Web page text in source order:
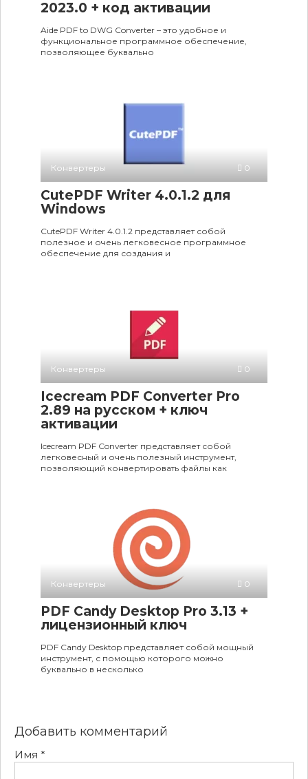
2023.0 + код активации
Aide PDF to DWG Converter – это удобное и
функциональное программное обеспечение,
позволяющее буквально
Конвертеры 0
CutePDF Writer 4.0.1.2 для
Windows
CutePDF Writer 4.0.1.2 представляет собой
полезное и очень легковесное программное
обеспечение для создания и
Конвертеры 0
Icecream PDF Converter Pro
2.89 на русском + ключ
активации
Icecream PDF Converter представляет собой
легковесный и очень полезный инструмент,
позволяющий конвертировать файлы как
Конвертеры 0
PDF Candy Desktop Pro 3.13 +
лицензионный ключ
PDF Candy Desktop представляет собой мощный
инструмент, с помощью которого можно
буквально в несколько
Добавить комментарий
Имя *